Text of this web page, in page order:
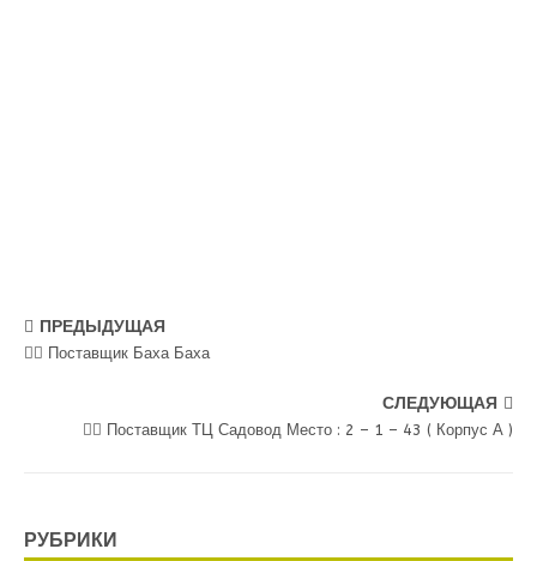
ПРЕДЫДУЩАЯ
💁‍♂ Поставщик Баха Баха
СЛЕДУЮЩАЯ
💁‍♂ Поставщик ТЦ Садовод Место : 2 – 1 – 43 ( Корпус А )
РУБРИКИ